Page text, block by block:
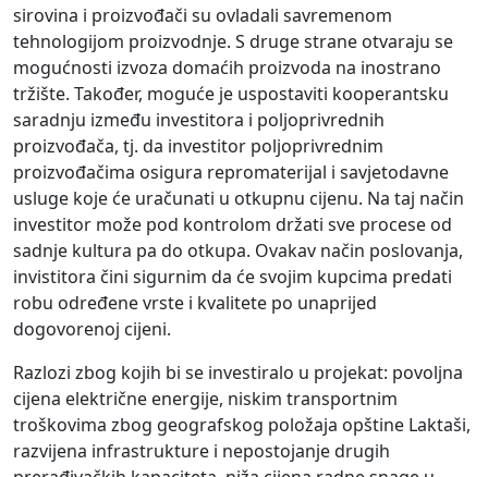
sirovina i proizvođači su ovladali savremenom
tehnologijom proizvodnje. S druge strane otvaraju se
mogućnosti izvoza domaćih proizvoda na inostrano
tržište. Također, moguće je uspostaviti kooperantsku
saradnju između investitora i poljoprivrednih
proizvođača, tj. da investitor poljoprivrednim
proizvođačima osigura repromaterijal i savjetodavne
usluge koje će uračunati u otkupnu cijenu. Na taj način
investitor može pod kontrolom držati sve procese od
sadnje kultura pa do otkupa. Ovakav način poslovanja,
invistitora čini sigurnim da će svojim kupcima predati
robu određene vrste i kvalitete po unaprijed
dogovorenoj cijeni.
Razlozi zbog kojih bi se investiralo u projekat: povoljna
cijena električne energije, niskim transportnim
troškovima zbog geografskog položaja opštine Laktaši,
razvijena infrastrukture i nepostojanje drugih